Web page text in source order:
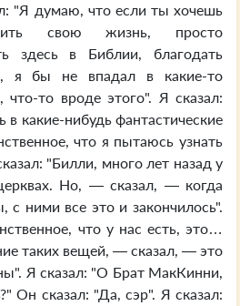
"Я думаю, что если ты хочешь
свою жизнь, просто
здесь в Библии, благодать
я бы не впадал в какие-то
что-то вроде этого". Я сказал:
в какие-нибудь фантастические
что я пытаюсь узнать
"Билли, много лет назад у
Но, — сказал, — когда
с ними все это и закончилось".
что у нас есть, это…
таких вещей, — сказал, — это
Я сказал: "О Брат МакКинни,
Он сказал: "Да, сэр". Я сказал: